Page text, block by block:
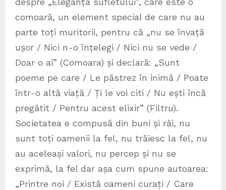
comoară, un element special de care nu au
parte toți muritorii, pentru că „nu se învață
ușor / Nici n-o înțelegi / Nici nu se vede /
Doar o ai” (Comoara) și declară: „Sunt
poeme pe care / Le păstrez în inimă / Poate
într-o altă viață / Ți le voi citi / Nu ești încă
pregătit / Pentru acest elixir” (Filtru).
Societatea e compusă din buni și răi, nu
sunt toți oamenii la fel, nu trăiesc la fel, nu
au aceleași valori, nu percep și nu se
exprimă, la fel dar așa cum spune autoarea:
„Printre noi / Există oameni curați / Care